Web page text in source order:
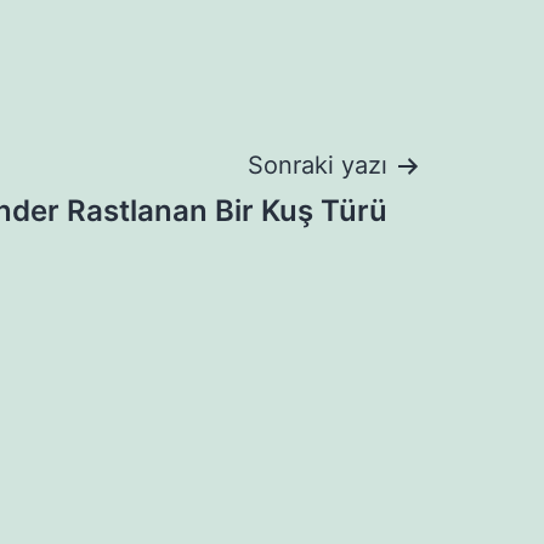
Sonraki yazı
Rastlanan Bir Kuş Türü